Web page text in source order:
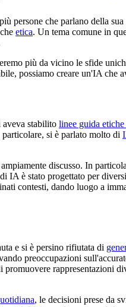
persone che parlano della
etica. Un tema comune in
più da vicino le sfide
possiamo creare un'IA che
stabilito linee guida
si è parlato molto di
discusso. In
è stato progettato per
contesti, dando luogo a
e si è persino rifiutata di
preoccupazioni
rappresentazioni
, le decisioni prese da